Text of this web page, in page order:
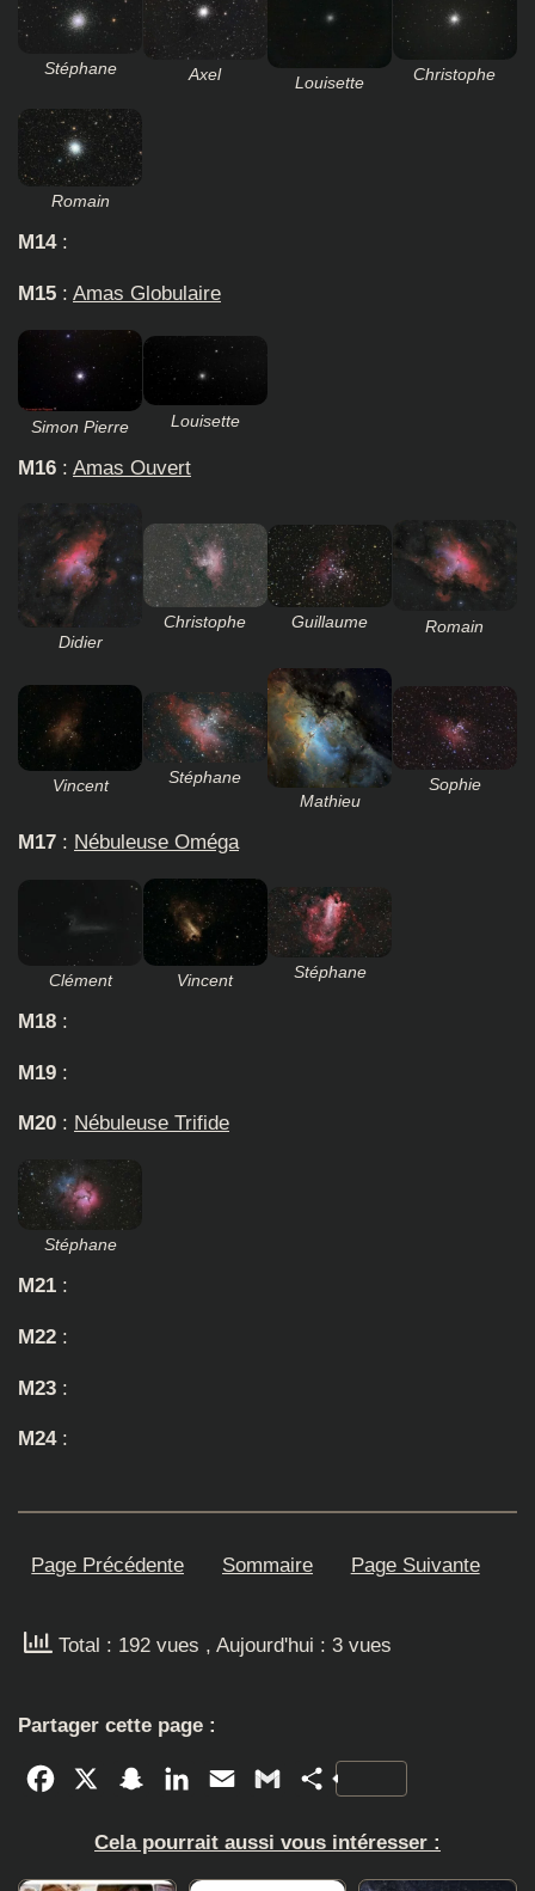
Stéphane Axel Louisette Christophe
Romain
M14:
M15 : Amas Globulaire
Simon Pierre Louisette
M16 : Amas Ouvert
Didier
Christophe Guillaume Romain
Vincent
Stéphane
Mathieu
Sophie
M17 : Nébuleuse Oméga
Clément Vincent Stéphane
M18 :
M19 :
M20 : Nébuleuse Trifide
Stéphane
M21 :
M22 :
M23 :
M24:
Page Précédente Sommaire Page Suivante
Total : 192 vues , Aujourd'hui : 3 vues
Partager cette page :
Facebook SnapchatLinkedInEmail GmailPartager
Cela pourrait aussi vous intéresser :